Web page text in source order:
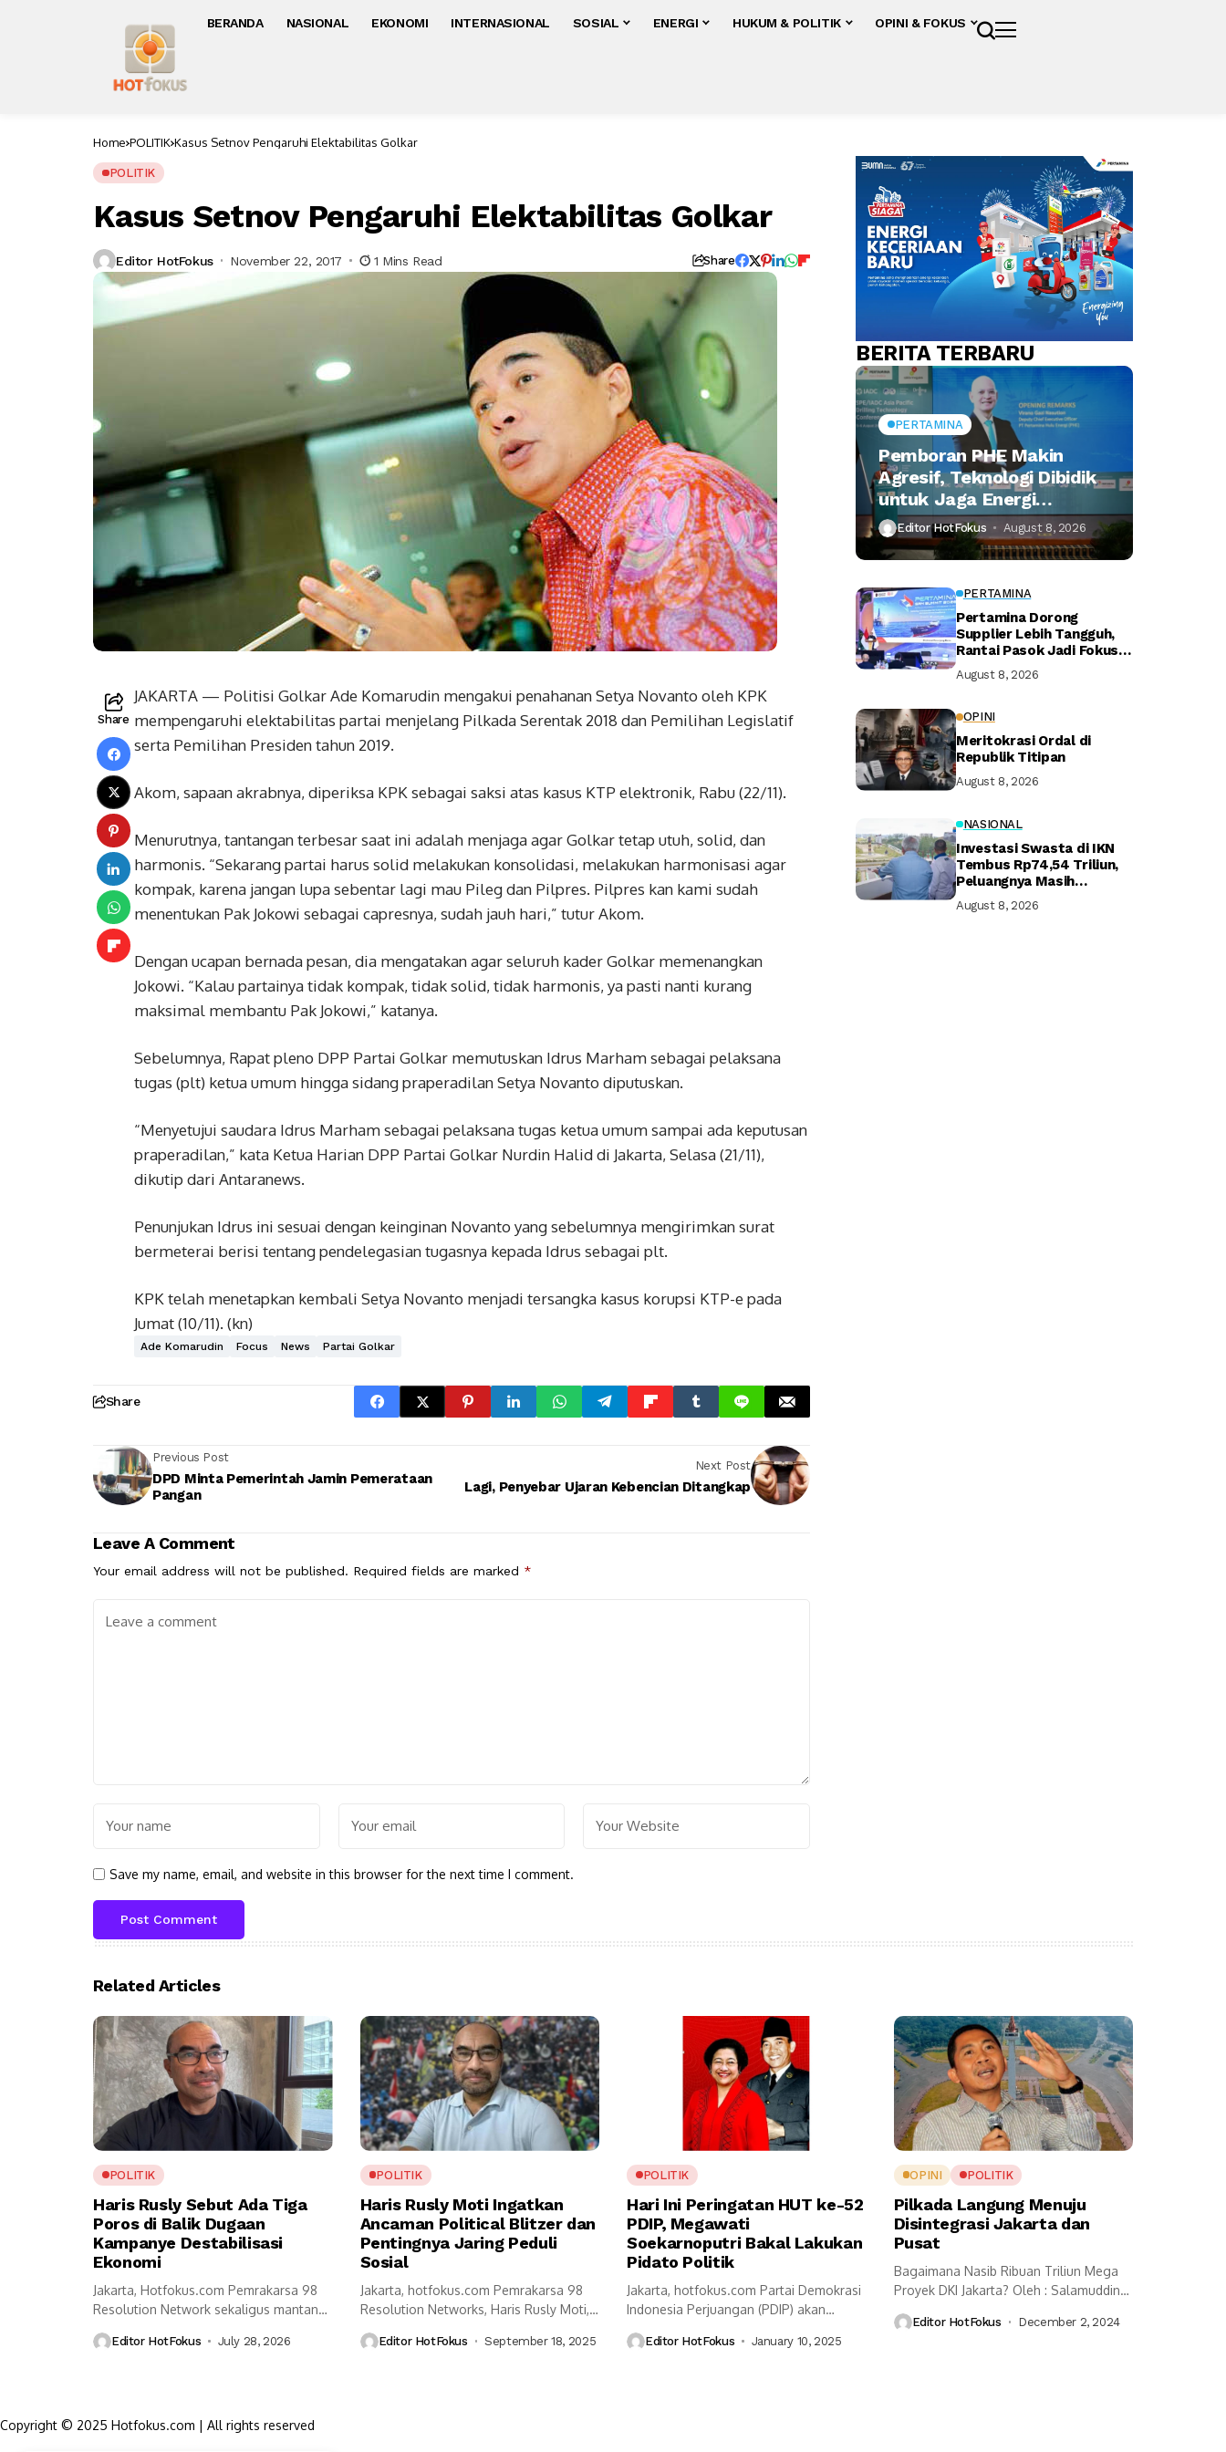
BERANDA NASIONAL EKONOMI INTERNASIONAL SOSIAL ENERGI HUKUM & POLITIK OPINI & FOKUS
Home POLITIK Kasus Setnov Pengaruhi Elektabilitas Golkar
POLITIK
Kasus Setnov Pengaruhi Elektabilitas Golkar
Editor HotFokus November 22, 2017 1 Mins Read Share
Share
JAKARTA — Politisi Golkar Ade Komarudin mengakui penahanan Setya Novanto oleh KPK
mempengaruhi elektabilitas partai menjelang Pilkada Serentak 2018 dan Pemilihan Legislatif
serta Pemilihan Presiden tahun 2019.
Akom, sapaan akrabnya, diperiksa KPK sebagai saksi atas kasus KTP elektronik, Rabu (22/11).
Menurutnya, tantangan terbesar saat ini adalah menjaga agar Golkar tetap utuh, solid, dan
harmonis. “Sekarang partai harus solid melakukan konsolidasi, melakukan harmonisasi agar
kompak, karena jangan lupa sebentar lagi mau Pileg dan Pilpres. Pilpres kan kami sudah
menentukan Pak Jokowi sebagai capresnya, sudah jauh hari,” tutur Akom.
Dengan ucapan bernada pesan, dia mengatakan agar seluruh kader Golkar memenangkan
Jokowi. “Kalau partainya tidak kompak, tidak solid, tidak harmonis, ya pasti nanti kurang
maksimal membantu Pak Jokowi,” katanya.
Sebelumnya, Rapat pleno DPP Partai Golkar memutuskan Idrus Marham sebagai pelaksana
tugas (plt) ketua umum hingga sidang praperadilan Setya Novanto diputuskan.
“Menyetujui saudara Idrus Marham sebagai pelaksana tugas ketua umum sampai ada keputusan
praperadilan,” kata Ketua Harian DPP Partai Golkar Nurdin Halid di Jakarta, Selasa (21/11),
dikutip dari Antaranews.
Penunjukan Idrus ini sesuai dengan keinginan Novanto yang sebelumnya mengirimkan surat
bermeterai berisi tentang pendelegasian tugasnya kepada Idrus sebagai plt.
KPK telah menetapkan kembali Setya Novanto menjadi tersangka kasus korupsi KTP-e pada
Jumat (10/11). (kn)
Ade Komarudin Focus News Partai Golkar
Share
Previous Post
DPD Minta Pemerintah Jamin Pemerataan
Pangan
Next Post
Lagi, Penyebar Ujaran Kebencian Ditangkap
Leave A Comment
Your email address will not be published. Required fields are marked *
Save my name, email, and website in this browser for the next time I comment.
BERITA TERBARU
PERTAMINA
Pemboran PHE Makin
Agresif, Teknologi Dibidik
untuk Jaga Energi
Nasional
Editor HotFokus August 8, 2026
PERTAMINA
Pertamina Dorong
Supplier Lebih Tangguh,
Rantai Pasok Jadi Fokus
August 8, 2026
OPINI
Meritokrasi Ordal di
Republik Titipan
August 8, 2026
NASIONAL
Investasi Swasta di IKN
Tembus Rp74,54 Triliun,
Peluangnya Masih
August 8, 2026
Related Articles
POLITIK
Haris Rusly Sebut Ada Tiga
Poros di Balik Dugaan
Kampanye Destabilisasi
Ekonomi
Jakarta, Hotfokus.com Pemrakarsa 98
Resolution Network sekaligus mantan
Gibran,...
Editor HotFokus July 28, 2026
POLITIK
Haris Rusly Moti Ingatkan
Ancaman Political Blitzer dan
Pentingnya Jaring Peduli
Sosial
Jakarta, hotfokus.com Pemrakarsa 98
Resolution Networks, Haris Rusly Moti,
Editor HotFokus September 18, 2025
POLITIK
Hari Ini Peringatan HUT ke-52
PDIP, Megawati
Soekarnoputri Bakal Lakukan
Pidato Politik
Jakarta, hotfokus.com Partai Demokrasi
Indonesia Perjuangan (PDIP) akan
Editor HotFokus January 10, 2025
OPINI POLITIK
Pilkada Langung Menuju
Disintegrasi Jakarta dan
Pusat
Bagaimana Nasib Ribuan Triliun Mega
Proyek DKI Jakarta? Oleh : Salamuddin
Editor HotFokus December 2, 2024
Copyright © 2025 Hotfokus.com | All rights reserved